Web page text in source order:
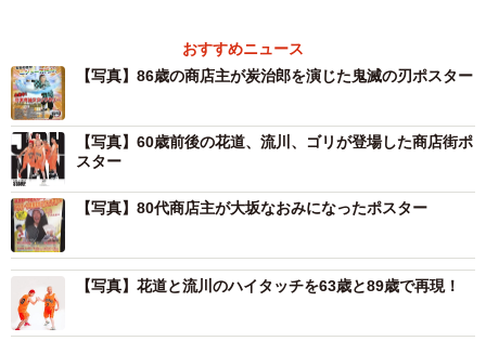
おすすめニュース
【写真】86歳の商店主が炭治郎を演じた鬼滅の刃ポスター
【写真】60歳前後の花道、流川、ゴリが登場した商店街ポ
スター
【写真】80代商店主が大坂なおみになったポスター
【写真】花道と流川のハイタッチを63歳と89歳で再現！